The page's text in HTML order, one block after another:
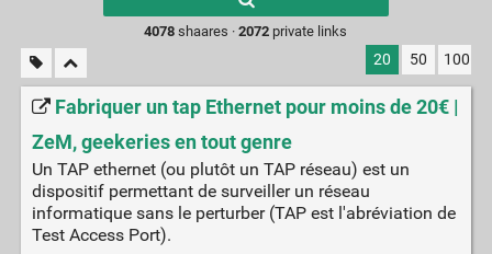
results.
4078 shaares ·2072 private links
20 50 100
Fabriquer un tap Ethernet pour moins de 20€ |
ZeM, geekeries en tout genre
Un TAP ethernet (ou plutôt un TAP réseau) est un
dispositif permettant de surveiller un réseau
informatique sans le perturber (TAP est l'abréviation de
Test Access Port).